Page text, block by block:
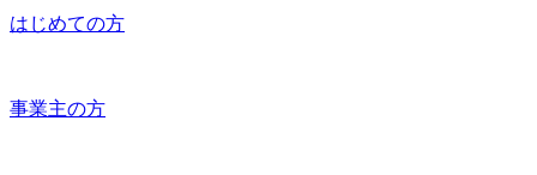
はじめての方
事業主の方